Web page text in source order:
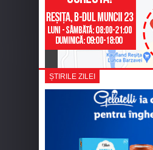
ȘTIRILE ZILEI